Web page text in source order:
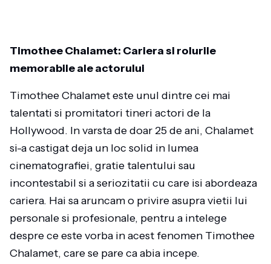
Timothee Chalamet: Cariera si rolurile
memorabile ale actorului
Timothee Chalamet este unul dintre cei mai
talentati si promitatori tineri actori de la
Hollywood. In varsta de doar 25 de ani, Chalamet
si-a castigat deja un loc solid in lumea
cinematografiei, gratie talentului sau
incontestabil si a seriozitatii cu care isi abordeaza
cariera. Hai sa aruncam o privire asupra vietii lui
personale si profesionale, pentru a intelege
despre ce este vorba in acest fenomen Timothee
Chalamet, care se pare ca abia incepe.